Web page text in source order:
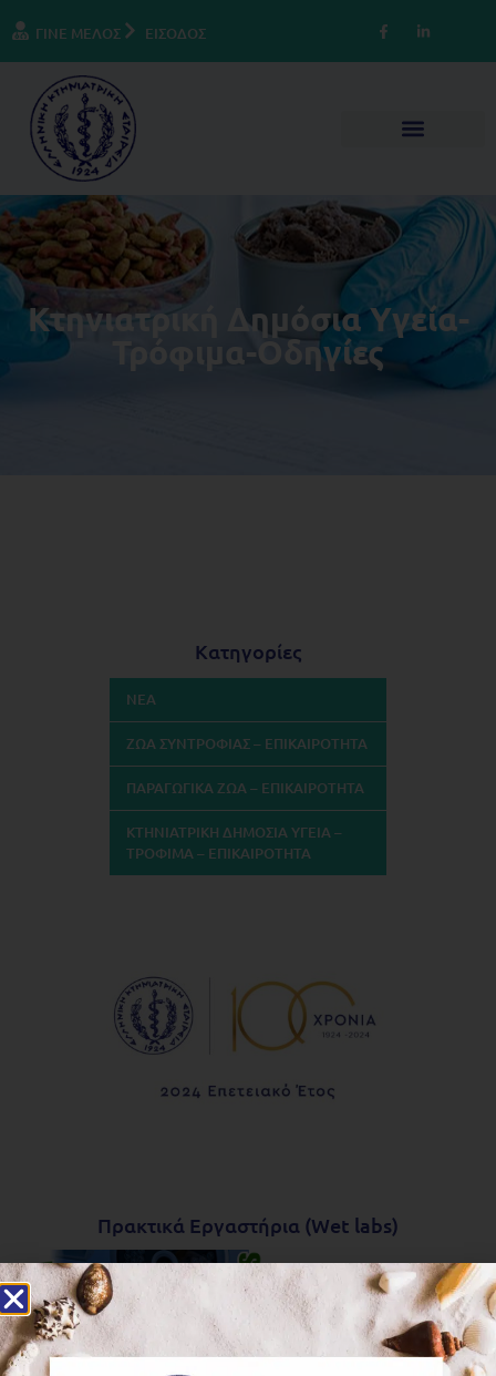
ΓΙΝΕ ΜΕΛΟΣ ΕΙΣΟΔΟΣ
Κτηνιατρική Δημόσια Υγεία-
Τρόφιμα-Οδηγίες
Κατηγορίες
ΝΕΑ
ΖΩΑ ΣΥΝΤΡΟΦΙΑΣ – ΕΠΙΚΑΙΡΟΤΗΤΑ
ΠΑΡΑΓΩΓΙΚΑ ΖΩΑ – ΕΠΙΚΑΙΡΟΤΗΤΑ
ΚΤΗΝΙΑΤΡΙΚΗ ΔΗΜΟΣΙΑ ΥΓΕΙΑ –
ΤΡΟΦΙΜΑ – ΕΠΙΚΑΙΡΟΤΗΤΑ
Πρακτικά Εργαστήρια (Wet labs)